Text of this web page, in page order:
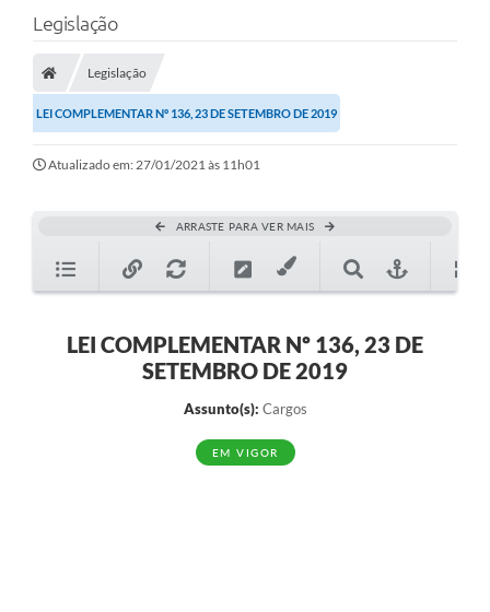
A Prefeitura
Diário Oficial
TRANSPARÊNCIA
Contato
Iluminação Pública
Conselhos Municipais
Legislação
Legislação
LEI COMPLEMENTAR Nº 136, 23 DE SETEMBRO DE 2019
Atualizado em: 27/01/2021 às 11h01
ARRASTE PARA VER MAIS
LEI COMPLEMENTAR Nº 136, 23 DE
SETEMBRO DE 2019
Assunto(s): Cargos
EM VIGOR